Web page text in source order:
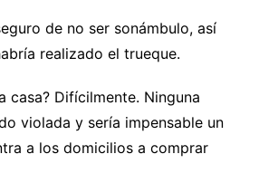
de no ser sonámbulo, así
realizado el trueque.
casa? Difícilmente. Ninguna
violada y sería impensable un
a los domicilios a comprar